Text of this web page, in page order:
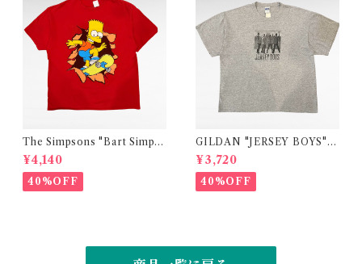
The Simpsons "Bart Simps
on" official print t-shirt
¥4,140
40%OFF
GILDAN "JERSEY BOYS"
movie print t-shirt
¥3,720
40%OFF